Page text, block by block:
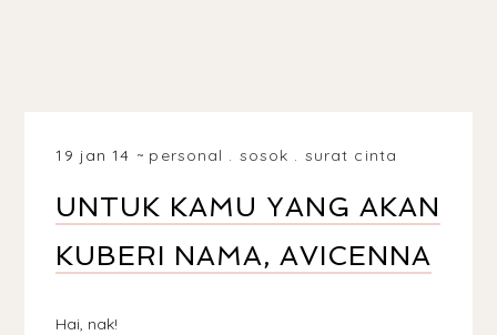
19 jan 14 personal . sosok . surat cinta
UNTUK KAMU YANG AKAN
KUBERI NAMA, AVICENNA
Hai, nak!